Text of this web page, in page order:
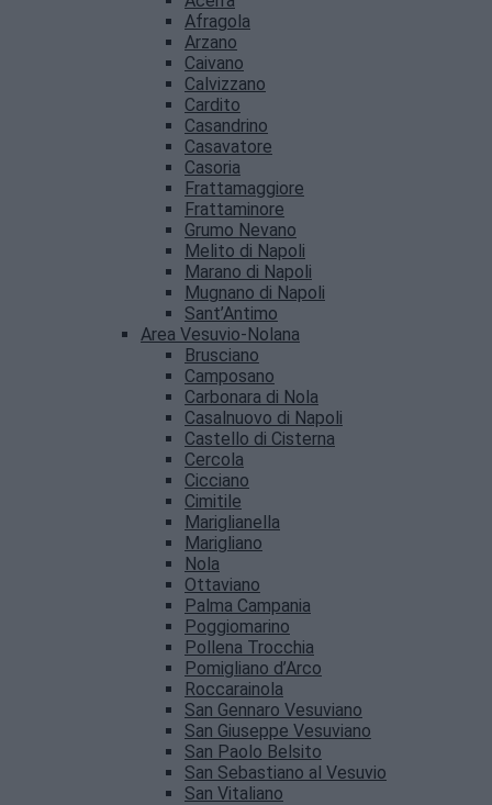
Afragola
Arzano
Caivano
Calvizzano
Cardito
Casandrino
Casavatore
Casoria
Frattamaggiore
Frattaminore
Grumo Nevano
Melito di Napoli
Marano di Napoli
Mugnano di Napoli
Sant’Antimo
Area Vesuvio-Nolana
Brusciano
Camposano
Carbonara di Nola
Casalnuovo di Napoli
Castello di Cisterna
Cercola
Cicciano
Cimitile
Mariglianella
Marigliano
Nola
Ottaviano
Palma Campania
Poggiomarino
Pollena Trocchia
Pomigliano d’Arco
Roccarainola
San Gennaro Vesuviano
San Giuseppe Vesuviano
San Paolo Belsito
San Sebastiano al Vesuvio
San Vitaliano